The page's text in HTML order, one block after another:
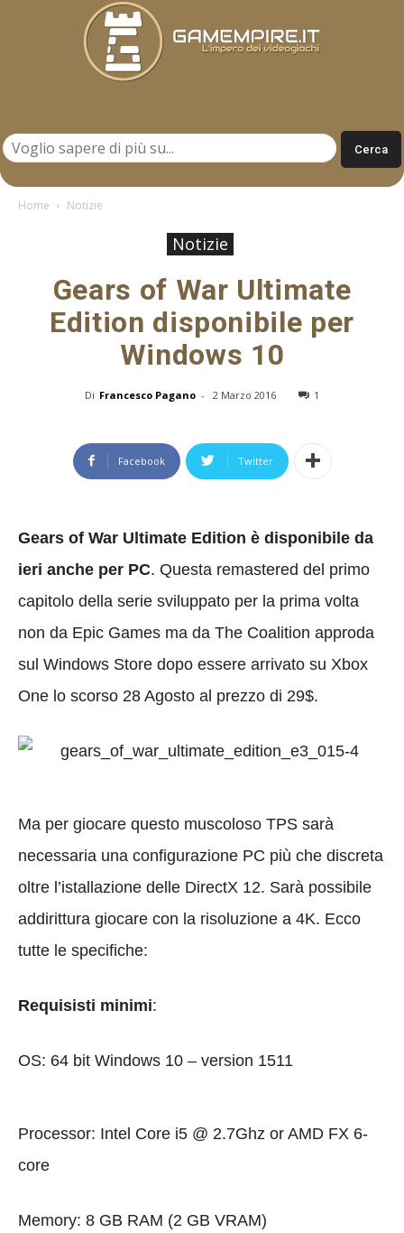
Home Notizie
Notizie
Gears of War Ultimate
Edition disponibile per
Windows 10
Di Francesco Pagano - 2 Marzo 2016 1
Facebook Twitter
Gears of War Ultimate Edition è disponibile da
ieri anche per PC. Questa remastered del primo
capitolo della serie sviluppato per la prima volta
non da Epic Games ma da The Coalition approda
sul Windows Store dopo essere arrivato su Xbox
One lo scorso 28 Agosto al prezzo di 29$.
Ma per giocare questo muscoloso TPS sarà
necessaria una configurazione PC più che discreta
oltre l’istallazione delle DirectX 12. Sarà possibile
addirittura giocare con la risoluzione a 4K. Ecco
tutte le specifiche:
Requisisti minimi:
OS: 64 bit Windows 10 – version 1511
Processor: Intel Core i5 @ 2.7Ghz or AMD FX 6-
core
Memory: 8 GB RAM (2 GB VRAM)